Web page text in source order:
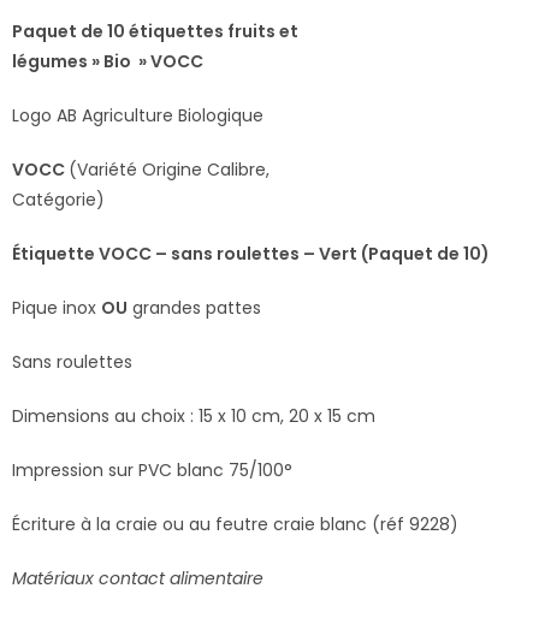
Paquet de 10 étiquettes fruits et
légumes » Bio » VOCC
Logo AB Agriculture Biologique
VOCC (Variété Origine Calibre,
Catégorie)
Étiquette VOCC – sans roulettes – Vert (Paquet de 10)
Pique inox OU grandes pattes
Sans roulettes
Dimensions au choix : 15 x 10 cm, 20 x 15 cm
Impression sur PVC blanc 75/100°
Écriture à la craie ou au feutre craie blanc (réf 9228)
Matériaux contact alimentaire